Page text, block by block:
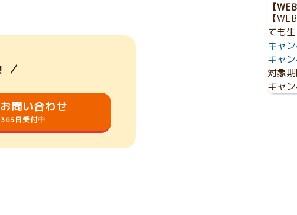
問い合わせ
日受付中
【
【
ても
キャ
キャ
対象
キャ